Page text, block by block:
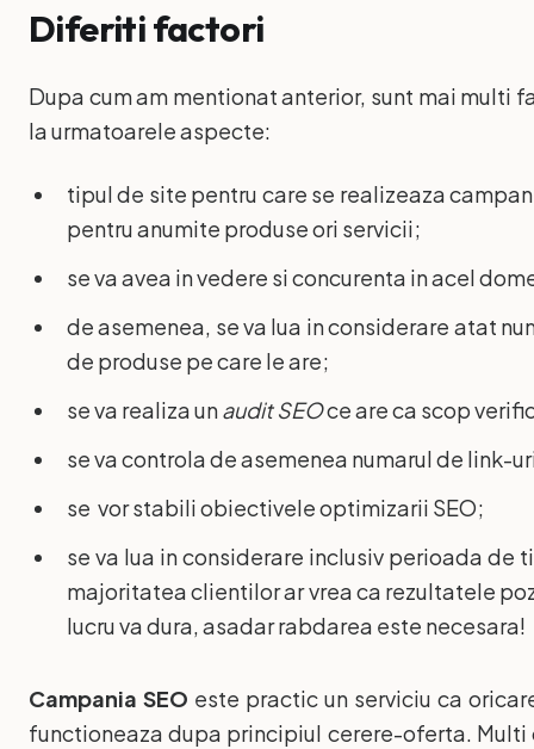
Diferiti factori
Dupa cum am mentionat anterior, sunt mai multi
la urmatoarele aspecte:
tipul de site pentru care se realizeaza
pentru anumite produse ori servicii;
se va avea in vedere si concurenta in acel
de asemenea, se va lua in considerare atat
de produse pe care le are;
se va realiza unaudit SEOce are ca scop
se va controla de asemenea numarul de link-
se vor stabili obiectivele optimizarii SEO;
se va lua in considerare inclusiv perioada de
majoritatea clientilor ar vrea ca rezultatele
lucru va dura, asadar rabdarea este necesara!
Campania SEO este practic un serviciu ca
functioneaza dupa principiul cerere-oferta.